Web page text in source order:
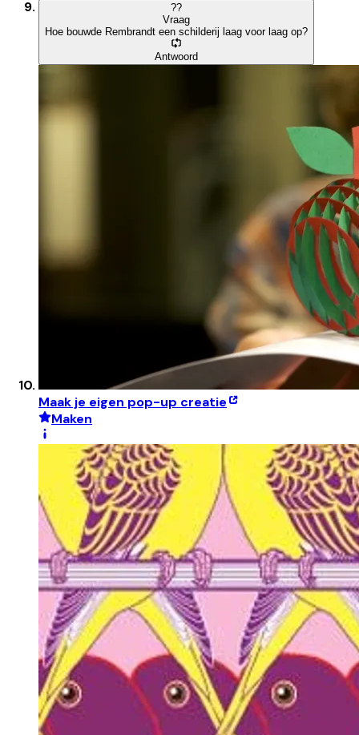
??
Vraag
Hoe bouwde Rembrandt een schilderij laag voor laag op?
Antwoord
Maak je eigen pop-up creatie
Maken